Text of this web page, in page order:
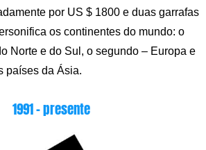
por US $ 1800 e duas garrafas
os continentes do mundo: o
Norte e do Sul, o segundo – Europa e
países da Ásia.
1991 – presente